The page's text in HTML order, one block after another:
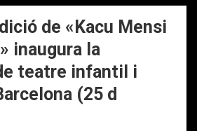
de «Kacu Mensi
inaugura la
teatre infantil i
(25 d